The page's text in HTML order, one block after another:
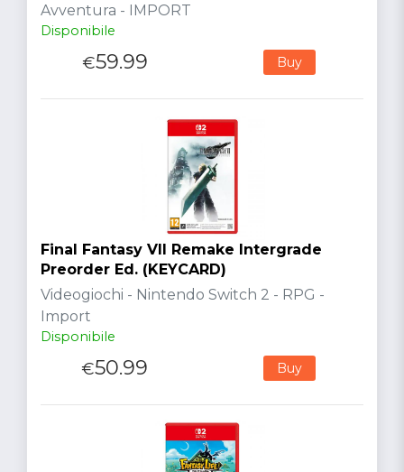
Avventura - IMPORT
Disponibile
€59.99 Buy
Final Fantasy VII Remake Intergrade
Preorder Ed. (KEYCARD)
Videogiochi - Nintendo Switch 2 - RPG -
Import
Disponibile
€50.99 Buy